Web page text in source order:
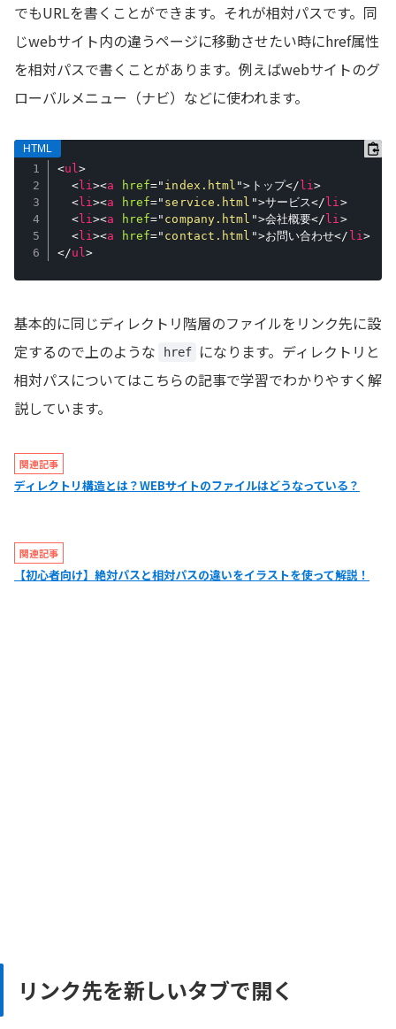
でもURLを書くことができます。それが相対パスです。同
じwebサイト内の違うページに移動させたい時にhref属性
を相対パスで書くことがあります。例えばwebサイトのグ
ローバルメニュー（ナビ）などに使われます。
<ul>
<li><a href=" index.html "> トップ</li>
<li><a href=" service.html ">サービス</li >
<li><a href=" company.html ">会社概要</li >
<li><a href=" contact.html ">お問い合わせ</ li >
</ul>
基本的に同じディレクトリ階層のファイルをリンク先に設
定するので上のような
href
になります。ディレクトリと
相対パスについてはこちらの記事で学習でわかりやすく解
説しています。
関連記事
ディレクトリ構造とは？WEBサイトのファイルはどうなっている？
関連記事
【初心者向け】絶対パスと相対パスの違いをイラストを使って解説！
リンク先を新しいタブで開く